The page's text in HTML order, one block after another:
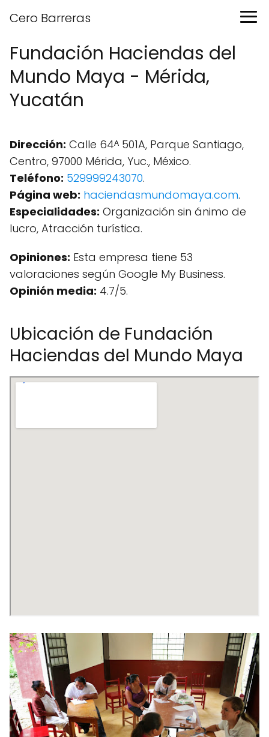
Cero Barreras
Fundación Haciendas del
Mundo Maya - Mérida,
Yucatán
Dirección: Calle 64ᴬ 501A, Parque Santiago,
Centro, 97000 Mérida, Yuc., México.
Teléfono: 529999243070.
Página web: haciendasmundomaya.com.
Especialidades: Organización sin ánimo de
lucro, Atracción turística.
Opiniones: Esta empresa tiene 53
valoraciones según Google My Business.
Opinión media: 4.7/5.
Ubicación de Fundación
Haciendas del Mundo Maya